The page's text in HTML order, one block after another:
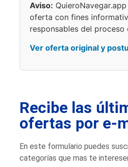
Aviso:
oferta con fines
responsables del proceso
Ver oferta original y
Recibe las
ofertas por e-
En este formulario puedes
categorías que mas te